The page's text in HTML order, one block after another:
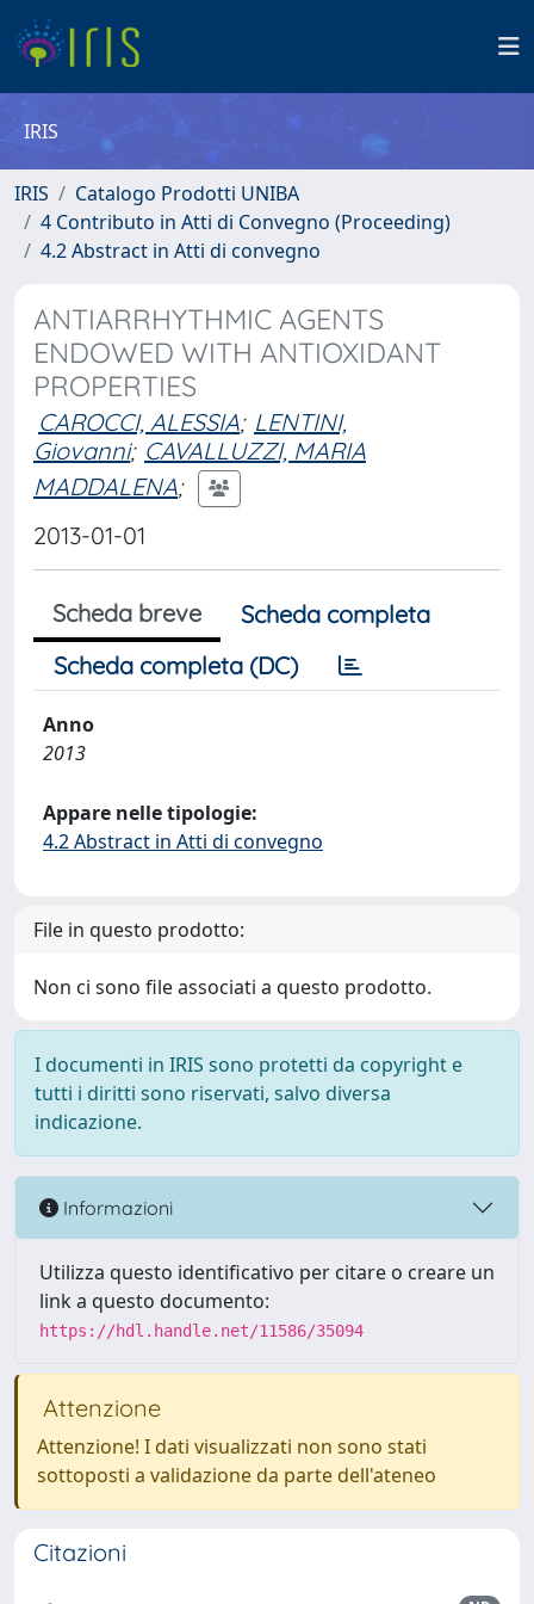
IRIS
IRIS
Catalogo Prodotti UNIBA
4 Contributo in Atti di Convegno (Proceeding)
4.2 Abstract in Atti di convegno
ANTIARRHYTHMIC AGENTS
ENDOWED WITH ANTIOXIDANT
PROPERTIES
CAROCCI, ALESSIA; LENTINI,
Giovanni; CAVALLUZZI, MARIA
MADDALENA;
2013-01-01
Scheda breve
Scheda completa
Scheda completa (DC)
Anno
2013
Appare nelle tipologie:
4.2 Abstract in Atti di convegno
File in questo prodotto:
Non ci sono file associati a questo prodotto.
I documenti in IRIS sono protetti da copyright e
tutti i diritti sono riservati, salvo diversa
indicazione.
Informazioni
Utilizza questo identificativo per citare o creare un
link a questo documento:
https://hdl.handle.net/11586/35094
Attenzione
Attenzione! I dati visualizzati non sono stati
sottoposti a validazione da parte dell'ateneo
Citazioni